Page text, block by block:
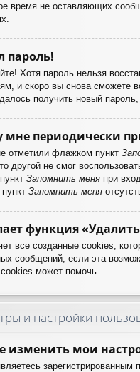
время не оставляющих
пароль!
Хотя пароль нельзя
и скоро вы снова сможете
получить новый
мне периодически
отметили флажком пункт
другой не смог
Запомнить меня при
Запомнить меня
функция
все созданные cookies,
сообщений, если эта
может помочь.
и настройки
изменить мои